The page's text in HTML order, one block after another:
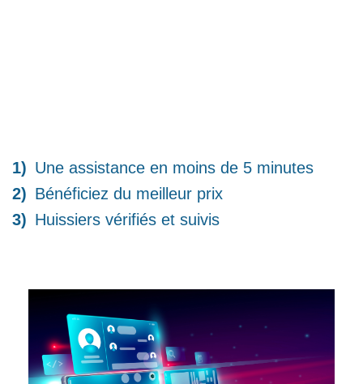
Une assistance en moins de 5 minutes
Bénéficiez du meilleur prix
Huissiers vérifiés et suivis